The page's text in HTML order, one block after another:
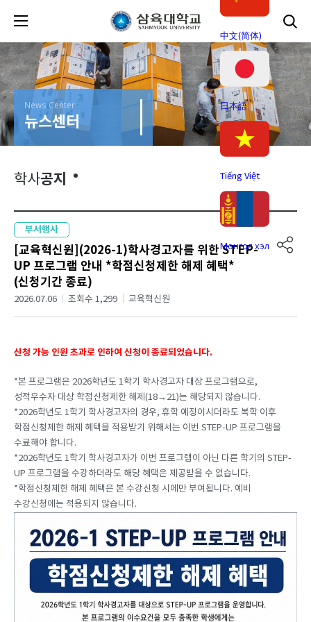
中文(简体)
日本語
Tiếng Việt
Монгол хэл
News Center
뉴스센터
학사공지
부서행사
[교육혁신원](2026-1)학사경고자를 위한 STEP-
UP 프로그램 안내 *학점신청제한 해제 혜택*
(신청기간 종료)
2026.07.06 조회수 1,299 교육혁신원
신청 가능 인원 초과로 인하여 신청이 종료되었습니다.
*본 프로그램은 2026학년도 1학기 학사경고자 대상 프로그램으로,
성적우수자 대상 학점신청제한 해제(18→21)는 해당되지 않습니다.
*2026학년도 1학기 학사경고자의 경우, 휴학 예정이시더라도 복학 이후
학점신청제한 해제 혜택을 적용받기 위해서는 이번 STEP-UP 프로그램을
수료해야 합니다.
*2026학년도 1학기 학사경고자가 이번 프로그램이 아닌 다른 학기의 STEP-
UP 프로그램을 수강하더라도 해당 혜택은 제공받을 수 없습니다.
*학점신청제한 해제 혜택은 본 수강신청 시에만 부여됩니다. 예비
수강신청에는 적용되지 않습니다.